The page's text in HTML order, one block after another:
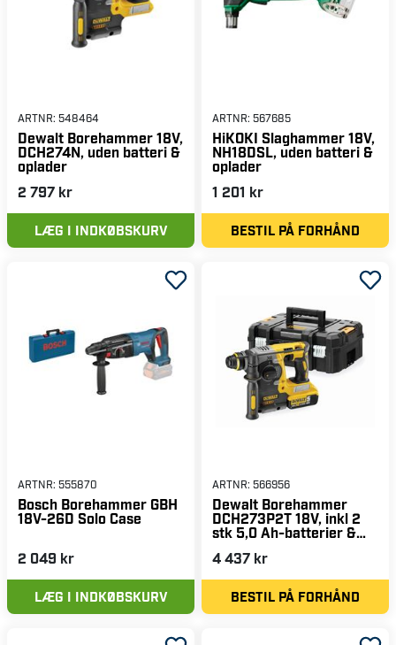
ARTNR: 548464
Dewalt Borehammer 18V,
DCH274N, uden batteri &
oplader
2 797 kr
LÆG I INDKØBSKURV
ARTNR: 567685
HiKOKI Slaghammer 18V,
NH18DSL, uden batteri &
oplader
1 201 kr
BESTIL PÅ FORHÅND
ARTNR: 555870
Bosch Borehammer GBH
18V-26D Solo Case
2 049 kr
LÆG I INDKØBSKURV
ARTNR: 566956
Dewalt Borehammer
DCH273P2T 18V, inkl 2
stk 5,0 Ah-batterier &
4 437 kr
BESTIL PÅ FORHÅND